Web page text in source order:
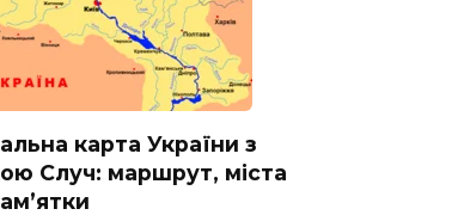
карта України з
Случ: маршрут, міста